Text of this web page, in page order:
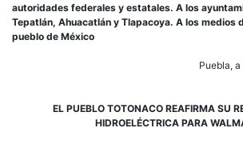
autoridades federales y estatales. A los
Tepatlán, Ahuacatlán y Tlapacoya. A los medios
pueblo de México
Puebla,
EL PUEBLO TOTONACO REAFIRMA SU
HIDROELÉCTRICA PARA